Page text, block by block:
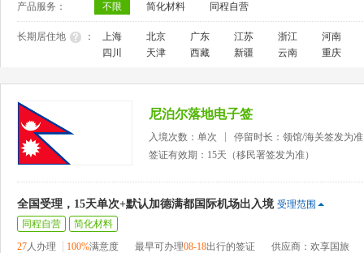
产品服务： 不限 简化材料 同程自营
长期居住地 ： 上海 北京 广东 江苏 浙江
河南
四川
天津 西藏 新疆 云南 重庆
尼泊尔落地电子签
入境次数：单次
停留时长：领馆/海关签发为准
签证有效期：15天（移民署签发为准）
全国受理，15天单次+默认加德满都国际机场出入境 受理范围
同程自营
简化材料
27人办理 100%满意度 最早可办理08-18出行的签证 供应商：欢享国旅